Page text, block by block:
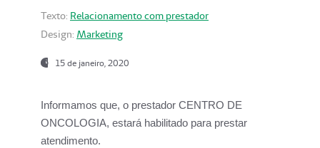
Texto: Relacionamento com prestador
Design: Marketing
15 de janeiro, 2020
Informamos que, o prestador CENTRO DE
ONCOLOGIA, estará habilitado para prestar
atendimento.